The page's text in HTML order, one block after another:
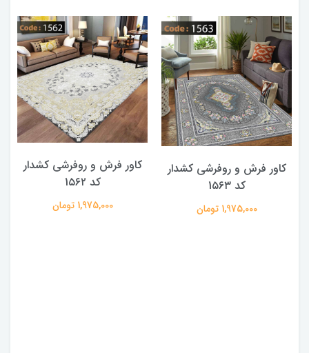
کاور فرش و روفرشی کشدار
کد 1۵۶۳
1,975,000 تومان
کاور فرش و روفرشی کشدار
کد 1۵۶۲
1,975,000 تومان